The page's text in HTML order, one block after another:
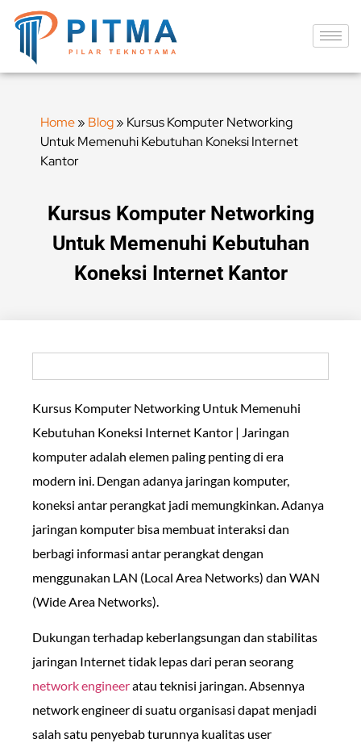
Home» Blog» Kursus Komputer Networking
Untuk Memenuhi Kebutuhan Koneksi Internet
Kantor
Kursus Komputer Networking
Untuk Memenuhi Kebutuhan
Koneksi Internet Kantor
Kursus Komputer Networking Untuk Memenuhi
Kebutuhan Koneksi Internet Kantor | Jaringan
komputer adalah elemen paling penting di era
modern ini. Dengan adanya jaringan komputer,
koneksi antar perangkat jadi memungkinkan. Adanya
jaringan komputer bisa membuat interaksi dan
berbagi informasi antar perangkat dengan
menggunakan LAN (Local Area Networks) dan WAN
(Wide Area Networks).
Dukungan terhadap keberlangsungan dan stabilitas
jaringan Internet tidak lepas dari peran seorang
network engineeratau teknisi jaringan. Absennya
network engineer di suatu organisasi dapat menjadi
salah satu penyebab turunnya kualitas user